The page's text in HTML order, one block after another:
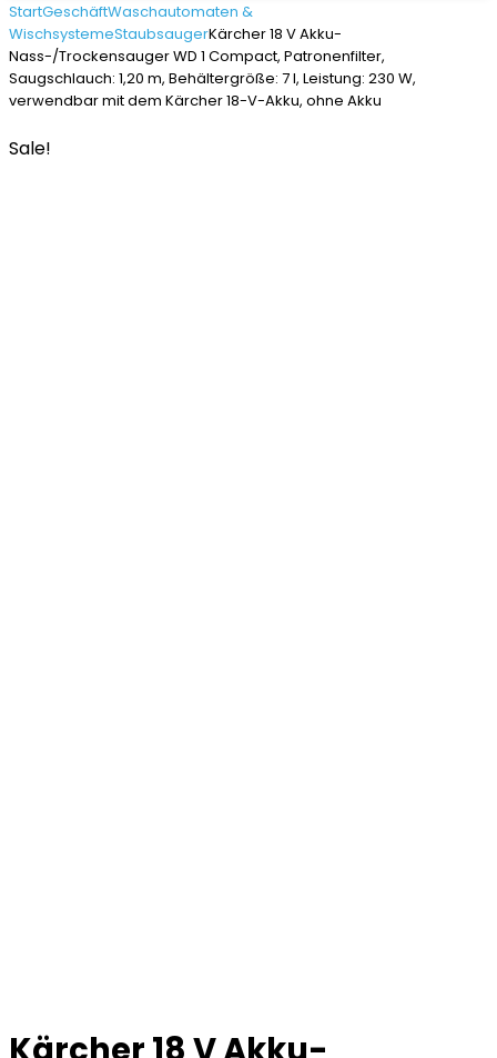
StartGeschäftWaschautomaten &
WischsystemeStaubsaugerKärcher 18 V Akku-
Nass-/Trockensauger WD 1 Compact, Patronenfilter,
Saugschlauch: 1,20 m, Behältergröße: 7 l, Leistung: 230 W,
verwendbar mit dem Kärcher 18-V-Akku, ohne Akku
Sale!